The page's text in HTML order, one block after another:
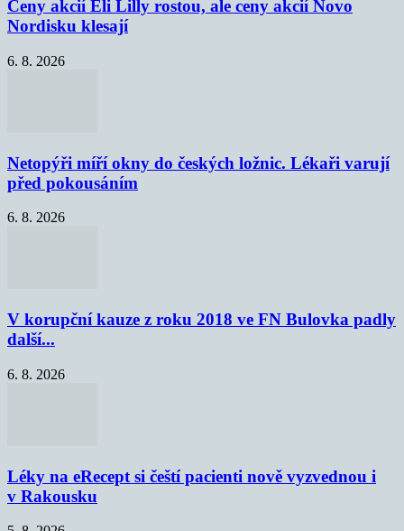
Ceny akcií Eli Lilly rostou, ale ceny akcií Novo
Nordisku klesají
6. 8. 2026
Netopýři míří okny do českých ložnic. Lékaři varují
před pokousáním
6. 8. 2026
V korupční kauze z roku 2018 ve FN Bulovka padly
další...
6. 8. 2026
Léky na eRecept si čeští pacienti nově vyzvednou i
v Rakousku